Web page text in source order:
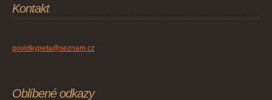
Kontakt
povidkypeta@seznam.cz
Oblíbené odkazy